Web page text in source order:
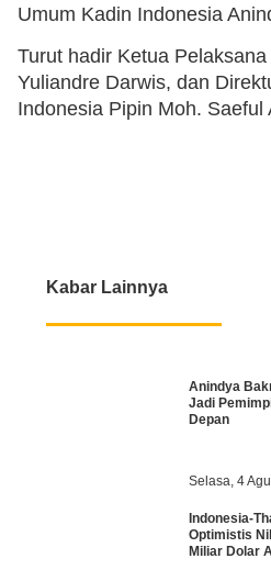
Umum Kadin Indonesia
Turut hadir Ketua
Yuliandre Darwis, dan
Indonesia Pipin Moh. Saeful
Kabar Lainnya
Anindya
Jadi
Depan
Selasa, 4
Indonesia-
Optimistis
Miliar Dolar